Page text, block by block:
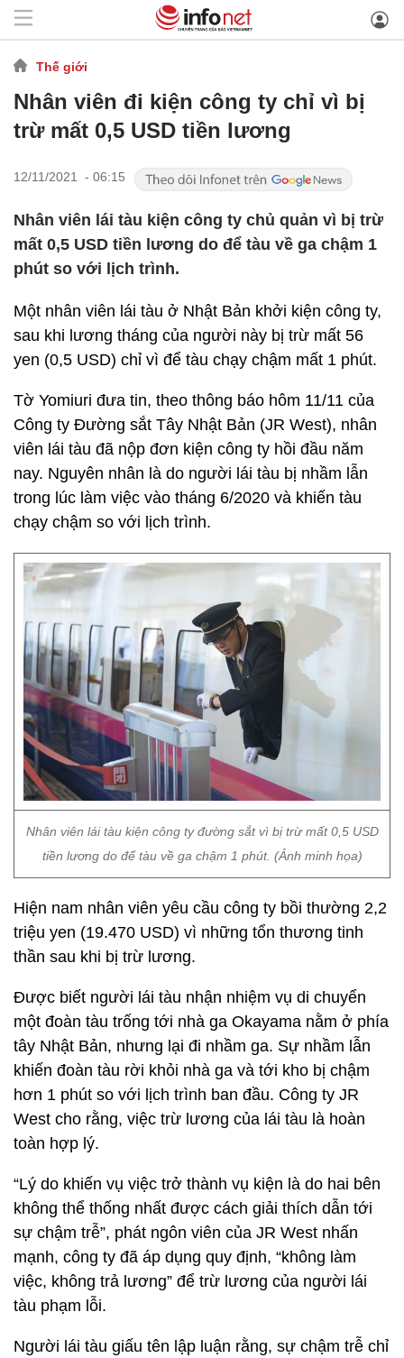
Thế giới
Nhân viên đi kiện công ty chỉ vì bị
trừ mất 0,5 USD tiền lương
12/11/2021 - 06:15
Nhân viên lái tàu kiện công ty chủ quản vì bị trừ
mất 0,5 USD tiền lương do để tàu về ga chậm 1
phút so với lịch trình.
Một nhân viên lái tàu ở Nhật Bản khởi kiện công ty,
sau khi lương tháng của người này bị trừ mất 56
yen (0,5 USD) chỉ vì để tàu chạy chậm mất 1 phút.
Tờ Yomiuri đưa tin, theo thông báo hôm 11/11 của
Công ty Đường sắt Tây Nhật Bản (JR West), nhân
viên lái tàu đã nộp đơn kiện công ty hồi đầu năm
nay. Nguyên nhân là do người lái tàu bị nhầm lẫn
trong lúc làm việc vào tháng 6/2020 và khiến tàu
chạy chậm so với lịch trình.
Nhân viên lái tàu kiện công ty đường sắt vì bị trừ mất 0,5 USD
tiền lương do để tàu về ga chậm 1 phút. (Ảnh minh họa)
Hiện nam nhân viên yêu cầu công ty bồi thường 2,2
triệu yen (19.470 USD) vì những tổn thương tinh
thần sau khi bị trừ lương.
Được biết người lái tàu nhận nhiệm vụ di chuyển
một đoàn tàu trống tới nhà ga Okayama nằm ở phía
tây Nhật Bản, nhưng lại đi nhầm ga. Sự nhầm lẫn
khiến đoàn tàu rời khỏi nhà ga và tới kho bị chậm
hơn 1 phút so với lịch trình ban đầu. Công ty JR
West cho rằng, việc trừ lương của lái tàu là hoàn
toàn hợp lý.
“Lý do khiến vụ việc trở thành vụ kiện là do hai bên
không thể thống nhất được cách giải thích dẫn tới
sự chậm trễ”, phát ngôn viên của JR West nhấn
mạnh, công ty đã áp dụng quy định, “không làm
việc, không trả lương” để trừ lương của người lái
tàu phạm lỗi.
Người lái tàu giấu tên lập luận rằng, sự chậm trễ chỉ